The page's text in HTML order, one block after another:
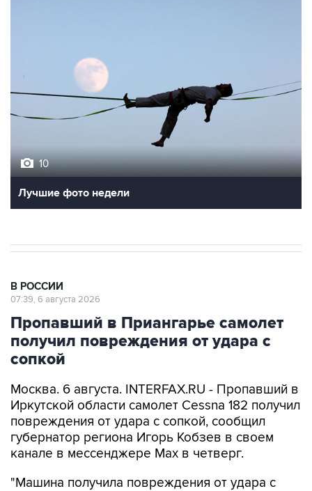
10
Лучшие фото недели
В РОССИИ
07:39, 6 августа 2026
Пропавший в Приангарье самолет
получил повреждения от удара с
сопкой
Москва. 6 августа. INTERFAX.RU - Пропавший в
Иркутской области самолет Cessna 182 получил
повреждения от удара с сопкой, сообщил
губернатор региона Игорь Кобзев в своем
канале в мессенджере Мах в четверг.
"Машина получила повреждения от удара с